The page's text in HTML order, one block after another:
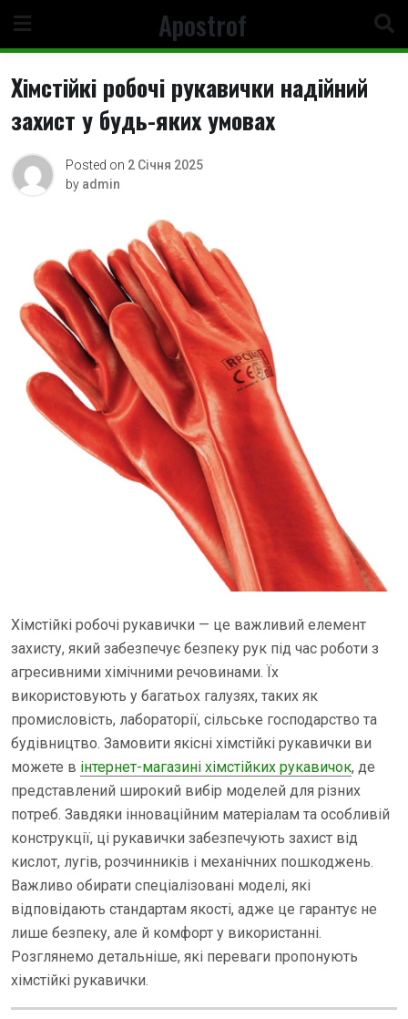
content
Apostrof
Хімстійкі робочі рукавички надійний
захист у будь-яких умовах
Posted on 2 Січня 2025
by admin
Хімстійкі робочі рукавички — це важливий елемент
захисту, який забезпечує безпеку рук під час роботи з
агресивними хімічними речовинами. Їх
використовують у багатьох галузях, таких як
промисловість, лабораторії, сільське господарство та
будівництво. Замовити якісні хімстійкі рукавички ви
можете в інтернет-магазині хімстійких рукавичок, де
представлений широкий вибір моделей для різних
потреб. Завдяки інноваційним матеріалам та особливій
конструкції, ці рукавички забезпечують захист від
кислот, лугів, розчинників і механічних пошкоджень.
Важливо обирати спеціалізовані моделі, які
відповідають стандартам якості, адже це гарантує не
лише безпеку, але й комфорт у використанні.
Розглянемо детальніше, які переваги пропонують
хімстійкі рукавички.